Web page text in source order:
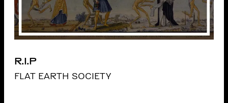
R.I.P
FLAT EARTH SOCIETY